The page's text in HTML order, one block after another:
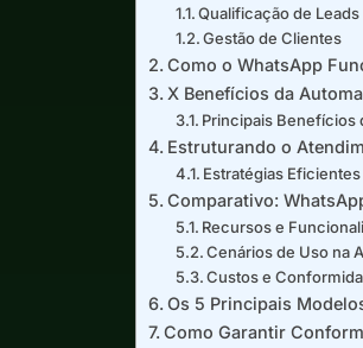
Qualificação de Leads
Gestão de Clientes
Como o WhatsApp
X Benefícios da
Principais Benefícios
Estruturando o
Estratégias
Comparativo:
Recursos e
Cenários de Uso na
Custos e
Os 5 Principais
Como Garantir